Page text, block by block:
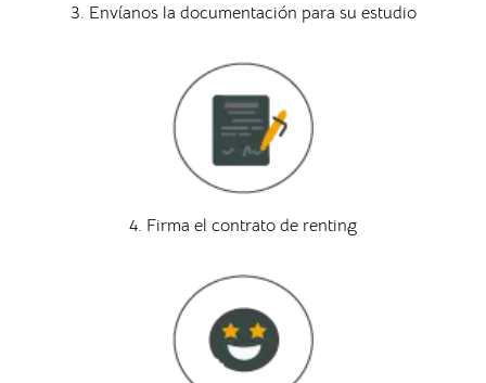
3. Envíanos la documentación para su estudio
4. Firma el contrato de renting